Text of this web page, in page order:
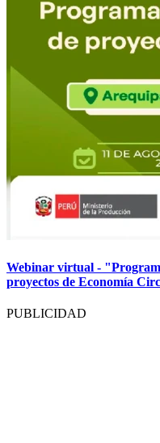
Webinar virtual -
proyectos de Economía
PUBLICIDAD